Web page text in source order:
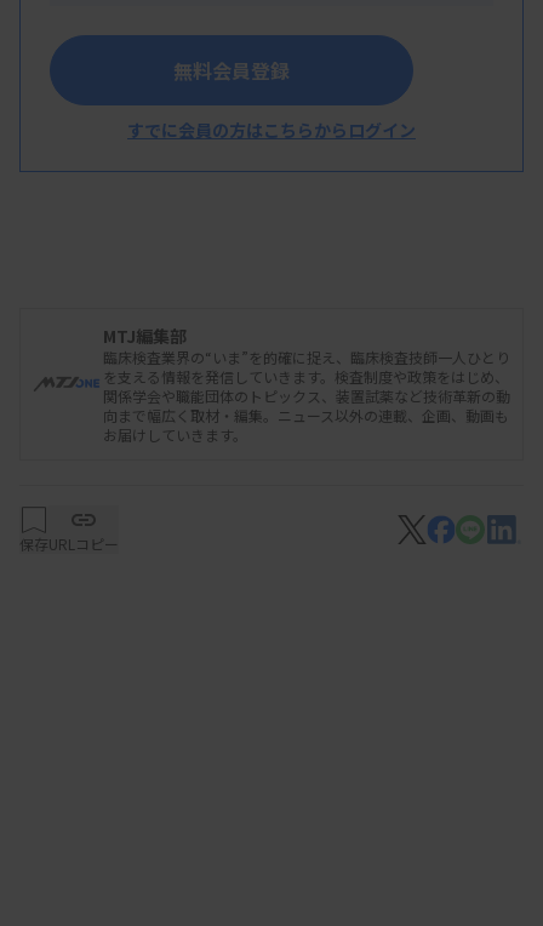
2025年12月承認簿
無料会員登録
すでに会員の方はこちらからログイン
MTJ編集部
臨床検査業界の“いま”を的確に捉え、臨床検査技師一人ひとり
を支える情報を発信していきます。検査制度や政策をはじめ、
関係学会や職能団体のトピックス、装置試薬など技術革新の動
向まで幅広く取材・編集。ニュース以外の連載、企画、動画も
お届けしていきます。
保存URLコピー